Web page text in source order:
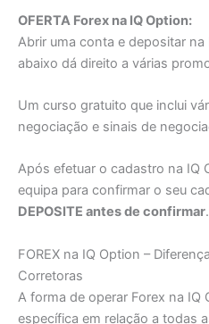
OFERTA Forex na IQ Option:
Abrir uma conta e depositar
abaixo dá direito a várias
Um curso gratuito que inclui
negociação e sinais de
Após efetuar o cadastro na IQ
equipa para confirmar o seu
DEPOSITE antes de confirmar.
FOREX na IQ Option –
Corretoras
A forma de operar Forex na IQ
específica em relação a todas